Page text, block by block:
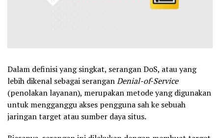
Dalam definisi yang singkat, serangan DoS, atau yang
lebih dikenal sebagai seranganDenial-of-Service
(penolakan layanan), merupakan metode yang digunakan
untuk mengganggu akses pengguna sah ke sebuah
jaringan target atau sumber daya situs.